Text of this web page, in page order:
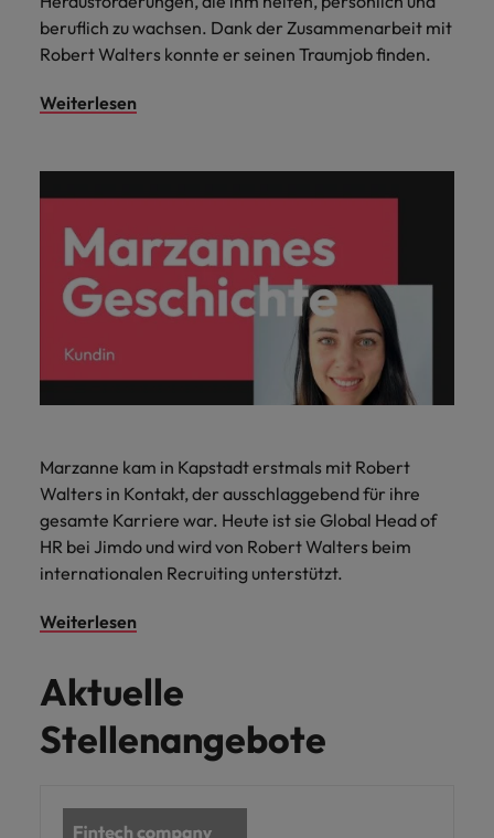
beruflich zu wachsen. Dank der Zusammenarbeit mit
Robert Walters konnte er seinen Traumjob finden.
Weiterlesen
Marzanne kam in Kapstadt erstmals mit Robert
Walters in Kontakt, der ausschlaggebend für ihre
gesamte Karriere war. Heute ist sie Global Head of
HR bei Jimdo und wird von Robert Walters beim
internationalen Recruiting unterstützt.
Weiterlesen
Aktuelle
Stellenangebote